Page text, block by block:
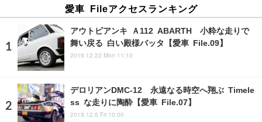
愛車 Fileアクセスランキング
アウトビアンキ Ａ112 ABARTH 小粋な走りで
舞い戻る 白い殿様バッタ【愛車 File.09】
2019.12.23 Mon 11:10
デロリアンDMC-12 永遠なる時空へ翔ぶ Timele
ss な走りに陶酔【愛車 File.07】
2019.12.6 Fri 10:00